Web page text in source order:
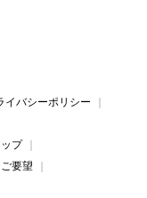
イバシーポリシー
プ
要望